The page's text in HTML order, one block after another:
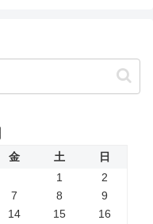
金 土
日
1
2
7 8
9
14 15
16